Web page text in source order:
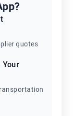
quotes
Your